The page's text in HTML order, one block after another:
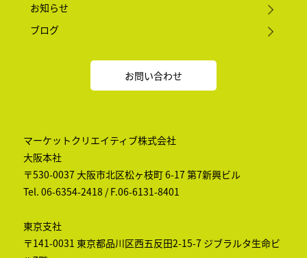
お知らせ
ブログ
お問い合わせ
マーケットクリエイティブ株式会社
大阪本社
〒530-0037 大阪市北区松ヶ枝町 6-17 第7新興ビル
Tel. 06-6354-2418 / F.06-6131-8401
東京支社
〒141-0031 東京都品川区西五反田2-15-7 ジブラルタ生命ビ